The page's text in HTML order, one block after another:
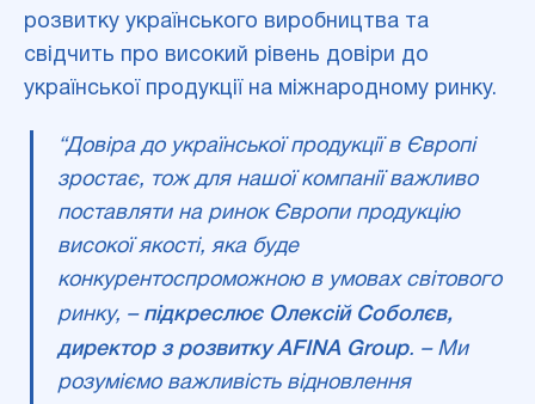
розвитку українського виробництва та
свідчить про високий рівень довіри до
української продукції на міжнародному ринку.
“Довіра до української продукції в Європі
зростає, тож для нашої компанії важливо
поставляти на ринок Європи продукцію
високої якості, яка буде
конкурентоспроможною в умовах світового
ринку, – підкреслює Олексій Соболєв,
директор з розвитку AFINA Group. – Ми
розуміємо важливість відновлення